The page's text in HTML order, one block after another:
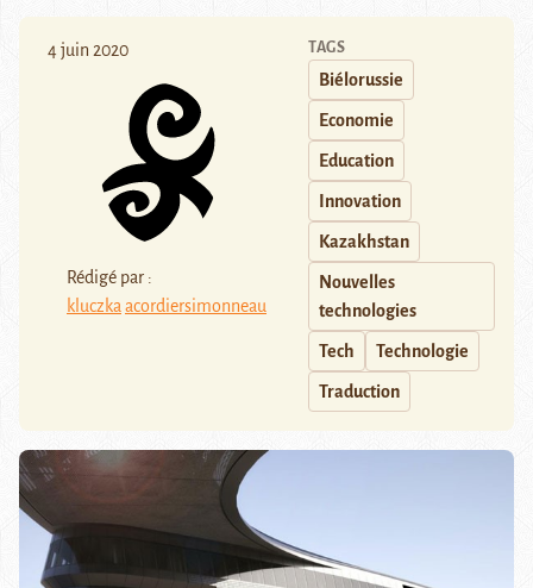
4 juin 2020
Rédigé par :
kluczka acordiersimonneau
TAGS
Biélorussie
Economie
Education
Innovation
Kazakhstan
Nouvelles
technologies
Tech Technologie
Traduction